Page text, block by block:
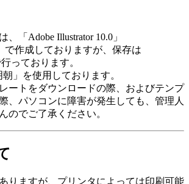
、「Adobe Illustrator 10.0」
で作成しておりますが、保存は
行っております。
」を使用しております。
ートをダウンロードの際、およびテンプ
、パソコンに障害が発生しても、管理人
のでご了承ください。
りますが、プリンタによっては印刷可能